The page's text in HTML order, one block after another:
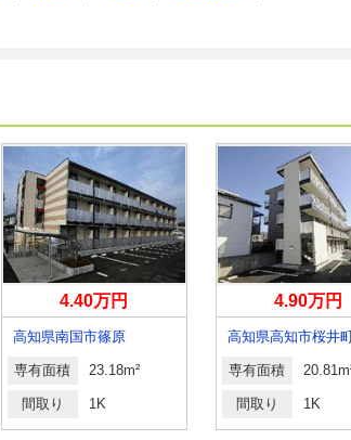
4.40万円
高知県南国市篠原
専有面積 23.18m²
間取り 1K
4.90万円
高知県高知市桜井
専有面積
間取り 1K